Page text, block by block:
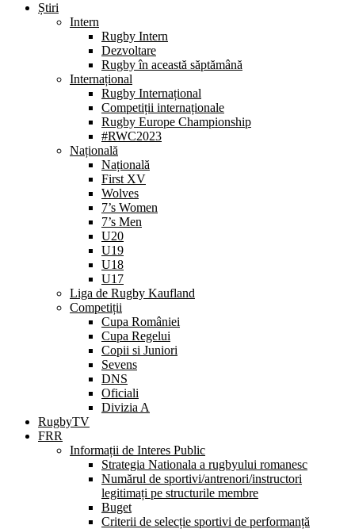
Știri
Intern
Rugby Intern
Dezvoltare
Rugby în această săptămână
Internațional
Rugby Internațional
Competiții internaționale
Rugby Europe Championship
#RWC2023
Națională
Națională
First XV
Wolves
7’s Women
7’s Men
U20
U19
U18
U17
Liga de Rugby Kaufland
Competiții
Cupa României
Cupa Regelui
Copii si Juniori
Sevens
DNS
Oficiali
Divizia A
RugbyTV
FRR
Informații de Interes Public
Strategia Nationala a rugbyului romanesc
Numărul de sportivi/antrenori/instructori
legitimați pe structurile membre
Buget
Criterii de selecție sportivi de performanță